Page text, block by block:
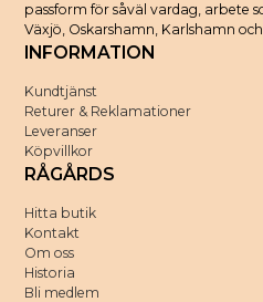
passform för såväl vardag, arbete
Växjö, Oskarshamn, Karlshamn
INFORMATION
Kundtjänst
Returer & Reklamationer
Leveranser
Köpvillkor
RÅGÅRDS
Hitta butik
Kontakt
Om oss
Historia
Bli medlem